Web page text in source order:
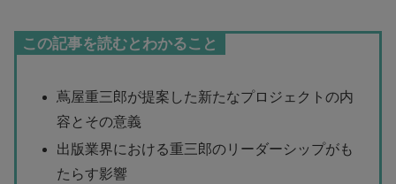
この記事を読むとわかること
蔦屋重三郎が提案した新たなプロジェクトの内
容とその意義
出版業界における重三郎のリーダーシップがも
たらす影響